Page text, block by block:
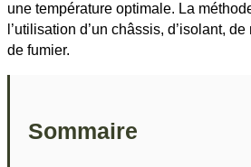
une température optimale. La
l’utilisation d’un châssis, d’isolant,
de fumier.
Sommaire